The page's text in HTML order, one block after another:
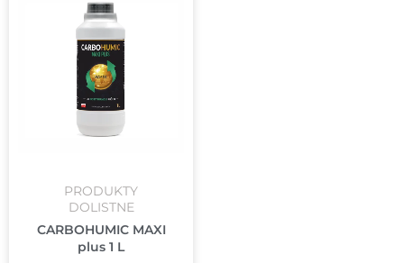
PRODUKTY
DOLISTNE
CARBOHUMIC MAXI
plus 1 L